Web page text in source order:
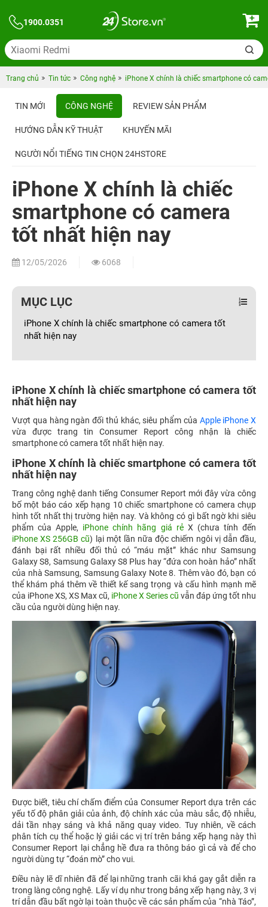
1900.0351
Trang chủ Tin tức Công nghệ iPhone X chính là chiếc smartphone có
TIN MỚI CÔNG NGHỆ REVIEW SẢN PHẨM
HƯỚNG DẪN KỸ THUẬT KHUYẾN MÃI
NGƯỜI NỔI TIẾNG TIN CHỌN 24HSTORE
iPhone X chính là chiếc
smartphone có camera
tốt nhất hiện nay
12/05/2026 6068
MỤC LỤC
iPhone X chính là chiếc smartphone có camera tốt
nhất hiện nay
iPhone X chính là chiếc smartphone có camera tốt
nhất hiện nay
Vượt qua hàng ngàn đối thủ khác, siêu phẩm của Apple iPhone X
vừa được trang tin Consumer Report công nhận là chiếc
smartphone có camera tốt nhất hiện nay.
iPhone X chính là chiếc smartphone có camera tốt
nhất hiện nay
Trang công nghệ danh tiếng Consumer Report mới đây vừa công
bố một báo cáo xếp hạng 10 chiếc smartphone có camera chụp
hình tốt nhất thị trường hiện nay. Và không có gì bất ngờ khi siêu
phẩm của Apple, iPhone chính hãng giá rẻX (chưa tính đến
iPhone XS 256GB cũ) lại một lần nữa độc chiếm ngôi vị dẫn đầu,
đánh bại rất nhiều đối thủ có “máu mặt” khác như Samsung
Galaxy S8, Samsung Galaxy S8 Plus hay “đứa con hoàn hảo” nhất
của nhà Samsung, Samsung Galaxy Note 8. Thêm vào đó, bạn có
thể khám phá thêm về thiết kế sang trọng và cấu hình mạnh mẽ
của iPhone XS, XS Max cũ, iPhone X Series cũ vẫn đáp ứng tốt nhu
cầu của người dùng hiện nay.
Được biết, tiêu chí chấm điểm của Consumer Report dựa trên các
yếu tố độ phân giải của ảnh, độ chính xác của màu sắc, độ nhiễu,
dải tần nhạy sáng và khả năng quay video. Tuy nhiên, về cách
phân tích cụ thể hoặc lý giải các vị trí trên bảng xếp hạng này thì
Consumer Report lại chẳng hề đưa ra thông báo gì cả và để cho
người dùng tự “đoán mò” cho vui.
Điều này lẽ dĩ nhiên đã để lại những tranh cãi khá gay gắt diễn ra
trong làng công nghệ. Lấy ví dụ như trong bảng xếp hạng này, 3 vị
trí dẫn đầu bất ngờ lại toàn thuộc về các sản phẩm của “nhà Táo”,